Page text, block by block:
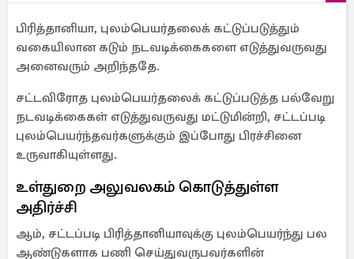
பிரித்தானியா, புலம்பெயர்தலைக் கட்டுப்படுத்தும்
வகையிலான கடும் நடவடிக்கைகளை எடுத்துவருவது
அனைவரும் அறிந்ததே.
சட்டவிரோத புலம்பெயர்தலைக் கட்டுப்படுத்த பல்வேறு
நடவடிக்கைகள் எடுத்துவருவது மட்டுமின்றி, சட்டப்படி
புலம்பெயர்ந்தவர்களுக்கும் இப்போது பிரச்சினை
உருவாகியுள்ளது.
உள்துறை அலுவலகம் கொடுத்துள்ள
அதிர்ச்சி
ஆம், சட்டப்படி பிரித்தானியாவுக்கு புலம்பெயர்ந்து பல
ஆண்டுகளாக பணி செய்துவருபவர்களின்